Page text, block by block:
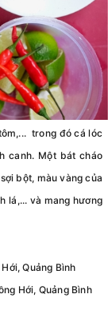
trong đó cá lóc
canh. Một bát cháo
bột, màu vàng của
lá,... và mang hương
Quảng Bình
Hới, Quảng Bình